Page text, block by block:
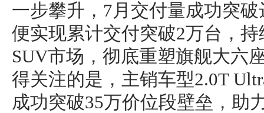
一步攀升，7月交付量成功突
便实现累计交付突破2万台，
SUV市场，彻底重塑旗舰大六
得关注的是，主销车型2.0T
成功突破35万价位段壁垒，助